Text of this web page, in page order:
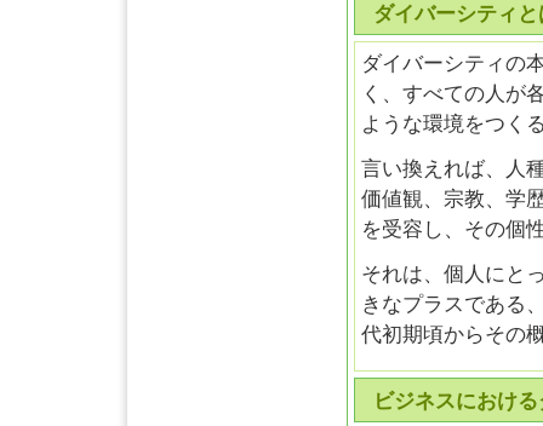
ダイバーシティと
ダイバーシティの
く、すべての人が
ような環境をつく
言い換えれば、人
価値観、宗教、学
を受容し、その個
それは、個人にと
きなプラスである
代初期頃からその
ビジネスにおけ